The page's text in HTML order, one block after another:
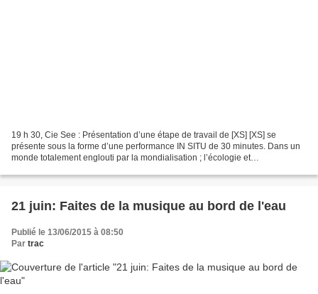
19 h 30, Cie See : Présentation d’une étape de travail de [XS] [XS] se
présente sous la forme d’une performance IN SITU de 30 minutes. Dans un
monde totalement englouti par la mondialisation ; l’écologie et
21 juin: Faites de la musique au bord de l'eau
Publié le 13/06/2015 à 08:50
Par trac